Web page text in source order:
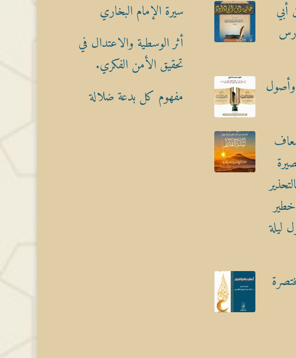
أبي
وأصول
ليلة
سيرة الإمام البخاري
أثر الوسطية والاعتدال في
تحقيق الأمن الفكري.
مفهوم كل بدعة ضلالة